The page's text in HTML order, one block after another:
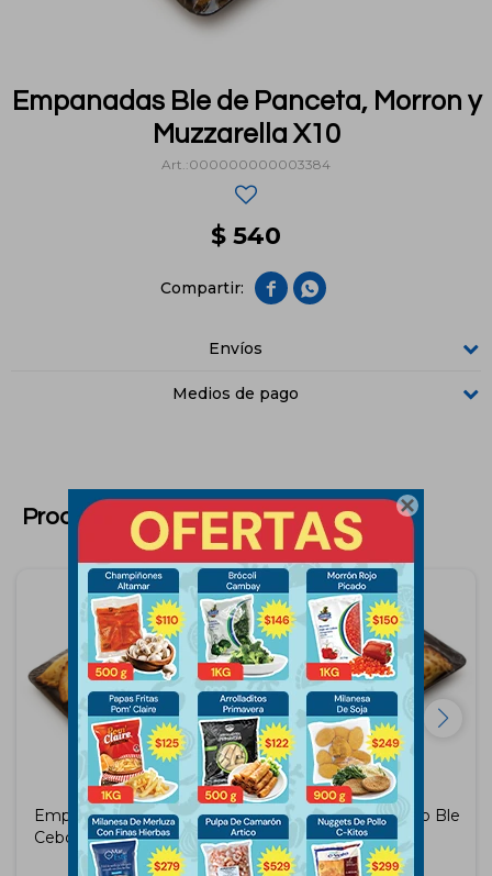

Empanadas Ble de Panceta, Morron y
Muzzarella X10
000000000003384
$ 540
 
Envíos
Medios de pago
Productos que te pueden interesar
Empanadas de Queso y
Cebolla Ble 10 Unidades
$ 540
Empanadas de Pollo Ble
10 Unidades
$ 540